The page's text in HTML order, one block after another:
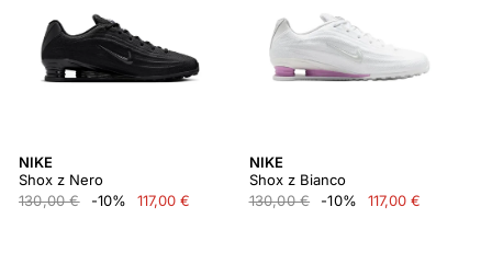
NIKE
Shox z Nero
130,00 €
-10% 117,00 €
NIKE
Shox z Bianco
130,00 €
-10% 117,00 €